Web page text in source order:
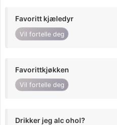
Favoritt kjæledyr
Vil fortelle deg
Favorittkjøkken
Vil fortelle deg
Drikker jeg alc ohol?